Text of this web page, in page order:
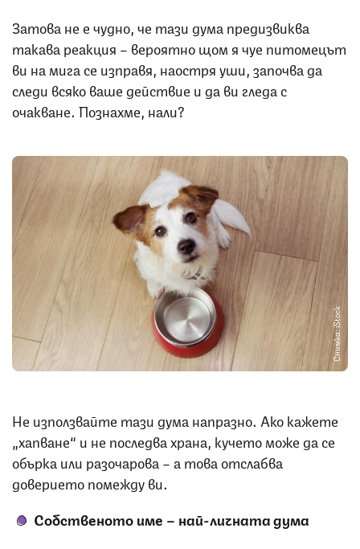
Затова не е чудно, че тази дума предизвиква
такава реакция – вероятно щом я чуе питомецът
ви на мига се изправя, наостря уши, започва да
следи всяко ваше действие и да ви гледа с
очакване. Познахме, нали?
Снимка: iStock
Не използвайте тази дума напразно. Ако кажете
„хапване“ и не последва храна, кучето може да се
обърка или разочарова – а това отслабва
доверието помежду ви.
Собственото име – най-личната дума